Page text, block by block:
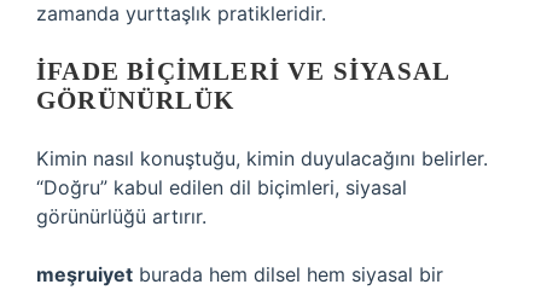
zamanda yurttaşlık pratikleridir.
İFADE BIÇIMLERI VE SIYASAL
GÖRÜNÜRLÜK
Kimin nasıl konuştuğu, kimin duyulacağını belirler.
“Doğru” kabul edilen dil biçimleri, siyasal
görünürlüğü artırır.
meşruiyet burada hem dilsel hem siyasal bir